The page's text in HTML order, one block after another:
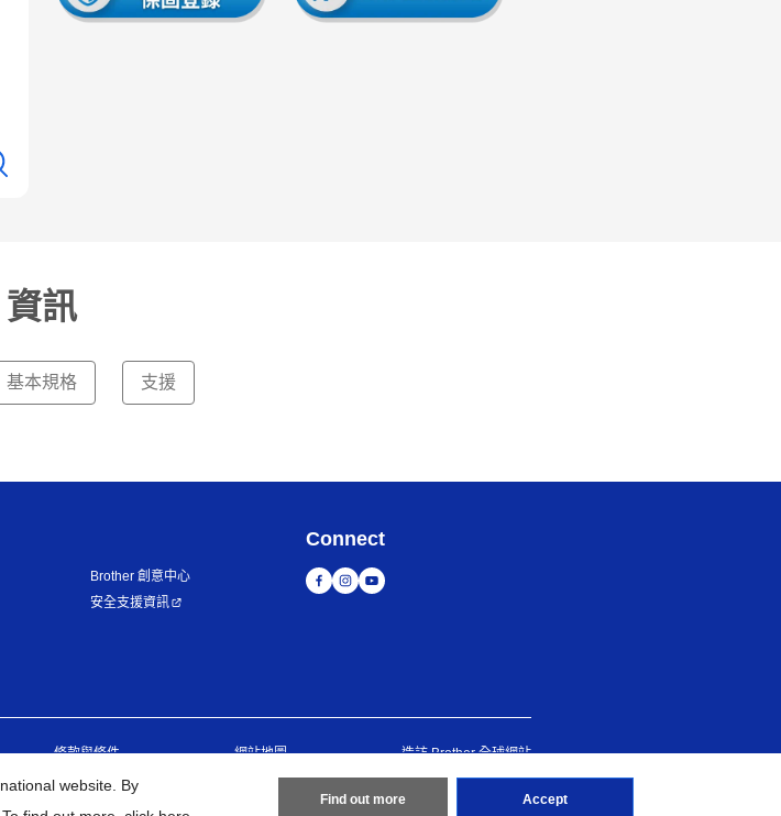
資訊
基本規格 支援
Brother 創意中心
安全支援資訊
Connect
條款與條件 網站地圖 造訪 Brother 全球網站
TAIWAN LTD. All Rights Reserved
website. By
Find out more Accept